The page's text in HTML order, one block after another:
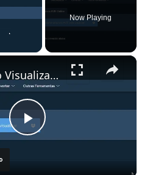
Now Playing
×
P
| SEM Necessidade De Instalar Nenhum Software